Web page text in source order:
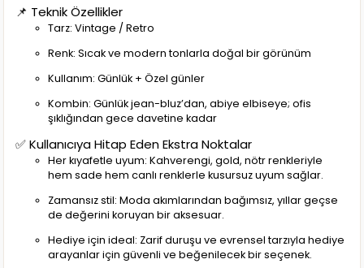
📌 Teknik Özellikler
Tarz: Vintage / Retro
Renk: Sıcak ve modern tonlarla doğal bir görünüm
Kullanım: Günlük + Özel günler
Kombin: Günlük jean-bluz’dan, abiye elbiseye; ofis
şıklığından gece davetine kadar
✅ Kullanıcıya Hitap Eden Ekstra Noktalar
Her kıyafetle uyum: Kahverengi, gold, nötr renkleriyle
hem sade hem canlı renklerle kusursuz uyum sağlar.
Zamansız stil: Moda akımlarından bağımsız, yıllar geçse
de değerini koruyan bir aksesuar.
Hediye için ideal: Zarif duruşu ve evrensel tarzıyla hediye
arayanlar için güvenli ve beğenilecek bir seçenek.